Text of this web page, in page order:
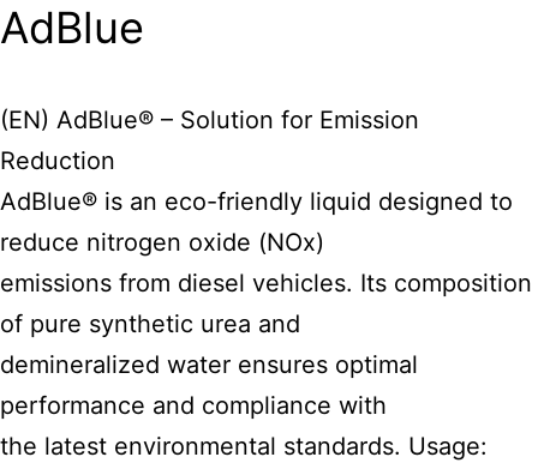
AdBlue
(EN) AdBlue® – Solution for Emission
Reduction
AdBlue® is an eco-friendly liquid designed to
reduce nitrogen oxide (NOx)
emissions from diesel vehicles. Its composition
of pure synthetic urea and
demineralized water ensures optimal
performance and compliance with
the latest environmental standards. Usage: